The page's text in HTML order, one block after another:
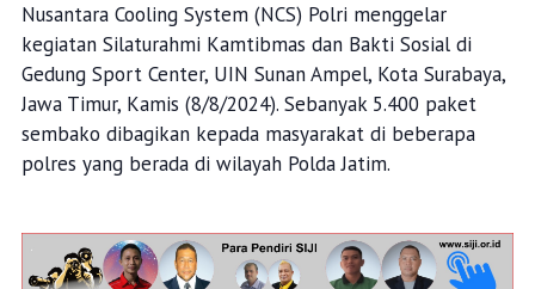
Nusantara Cooling System (NCS) Polri menggelar
kegiatan Silaturahmi Kamtibmas dan Bakti Sosial di
Gedung Sport Center, UIN Sunan Ampel, Kota Surabaya,
Jawa Timur, Kamis (8/8/2024). Sebanyak 5.400 paket
sembako dibagikan kepada masyarakat di beberapa
polres yang berada di wilayah Polda Jatim.